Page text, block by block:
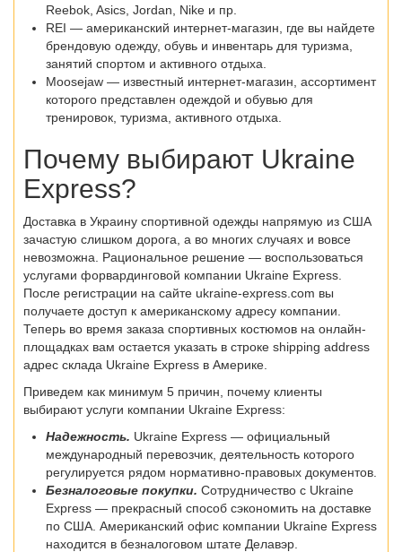
Reebok, Asics, Jordan, Nike и пр.
REI — американский интернет-магазин, где вы найдете
брендовую одежду, обувь и инвентарь для туризма,
занятий спортом и активного отдыха.
Moosejaw — известный интернет-магазин, ассортимент
которого представлен одеждой и обувью для
тренировок, туризма, активного отдыха.
Почему выбирают Ukraine
Express?
Доставка в Украину спортивной одежды напрямую из США
зачастую слишком дорога, а во многих случаях и вовсе
невозможна. Рациональное решение — воспользоваться
услугами форвардинговой компании Ukraine Express.
После регистрации на сайте ukraine-express.com вы
получаете доступ к американскому адресу компании.
Теперь во время заказа спортивных костюмов на онлайн-
площадках вам остается указать в строке shipping address
адрес склада Ukraine Express в Америке.
Приведем как минимум 5 причин, почему клиенты
выбирают услуги компании Ukraine Express:
Надежность. Ukraine Express — официальный
международный перевозчик, деятельность которого
регулируется рядом нормативно-правовых документов.
Безналоговые покупки. Сотрудничество с Ukraine
Express — прекрасный способ сэкономить на доставке
по США. Американский офис компании Ukraine Express
находится в безналоговом штате Делавэр.